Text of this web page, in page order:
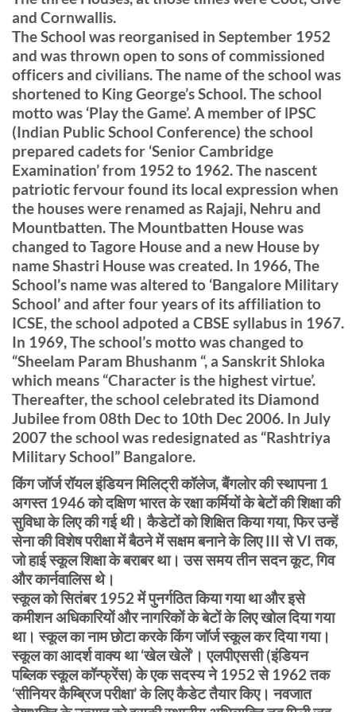
and Cornwallis.
The School was reorganised in September 1952
and was thrown open to sons of commissioned
officers and civilians. The name of the school was
shortened to King George’s School. The school
motto was ‘Play the Game’. A member of lPSC
(Indian Public School Conference) the school
prepared cadets for ‘Senior Cambridge
Examination’ from 1952 to 1962. The nascent
patriotic fervour found its local expression when
the houses were renamed as Rajaji, Nehru and
Mountbatten. The Mountbatten House was
changed to Tagore House and a new House by
name Shastri House was created. In 1966, The
School’s name was altered to ‘Bangalore Military
School’ and after four years of its affiliation to
ICSE, the school adpoted a CBSE syllabus in 1967.
In 1969, The school’s motto was changed to
“Sheelam Param Bhushanm “, a Sanskrit Shloka
which means “Character is the highest virtue’.
Thereafter, the school celebrated its Diamond
Jubilee from 08th Dec to 10th Dec 2006. In July
2007 the school was redesignated as “Rashtriya
Military School” Bangalore.
किंग जॉर्ज रॉयल इंडियन मिलिट्री कॉलेज, बैंगलोर की स्थापना 1
अगस्त 1946 को दक्षिण भारत के रक्षा कर्मियों के बेटों की शिक्षा की
सुविधा के लिए की गई थी। कैडेटों को शिक्षित किया गया, फिर उन्हें
सेना की विशेष परीक्षा में बैठने में सक्षम बनाने के लिए III से VI तक,
जो हाई स्कूल शिक्षा के बराबर था। उस समय तीन सदन कूट, गिव
और कार्नवालिस थे।
स्कूल को सितंबर 1952 में पुनर्गठित किया गया था और इसे
कमीशन अधिकारियों और नागरिकों के बेटों के लिए खोल दिया गया
था। स्कूल का नाम छोटा करके किंग जॉर्ज स्कूल कर दिया गया।
स्कूल का आदर्श वाक्य था ‘खेल खेलें’। एलपीएससी (इंडियन
पब्लिक स्कूल कॉन्फ्रेंस) के एक सदस्य ने 1952 से 1962 तक
‘सीनियर कैम्ब्रिज परीक्षा’ के लिए कैडेट तैयार किए। नवजात